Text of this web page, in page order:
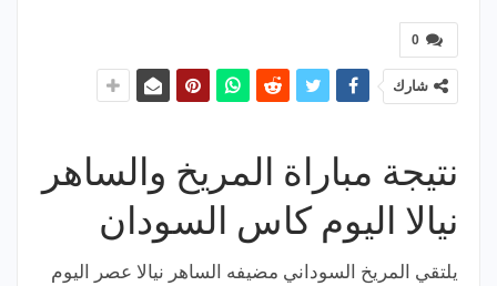
0
شارك
نتيجة مباراة المريخ والساهر
نيالا اليوم كاس السودان
يلتقي المريخ السوداني مضيفه الساهر نيالا عصر اليوم